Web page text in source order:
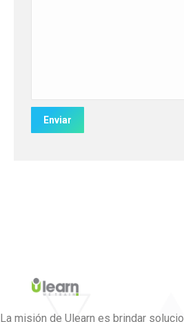
La misión de Ulearn es brindar